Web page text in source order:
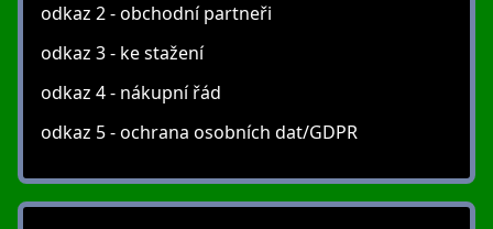
odkaz 2 - obchodní partneři
odkaz 3 - ke stažení
odkaz 4 - nákupní řád
odkaz 5 - ochrana osobních dat/GDPR